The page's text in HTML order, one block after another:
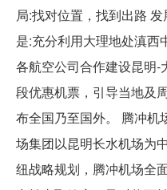
局:找对位置，找到出路
是:充分利用大理地处滇西
各航空公司合作建设昆明-
段优惠机票，引导当地及
布全国乃至国外。 腾冲机
场集团以昆明长水机场为
纽战略规划，腾冲机场全